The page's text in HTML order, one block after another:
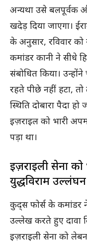
अन्यथा उसे बलपूर्वक
खदेड़ दिया जाएगा।
के अनुसार, रविवार
कमांडर कानी ने सीधे
संबोधित किया।
रहते पीछे नहीं हटा,
स्थिति दोबारा पैदा
इज़राइल को भारी
पड़ा था।
इज़राइली सेना को
युद्धविराम
कुद्स फोर्स के कमांडर
उल्लेख करते हुए दावा
इज़राइली सेना को